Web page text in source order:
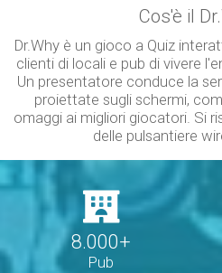
Cos'è il
Dr.Why è un gioco a Quiz
clienti di locali e pub di vivere
Un presentatore conduce la
proiettate sugli schermi,
omaggi ai migliori giocatori. Si
delle pulsantiere
8.000+
Pub